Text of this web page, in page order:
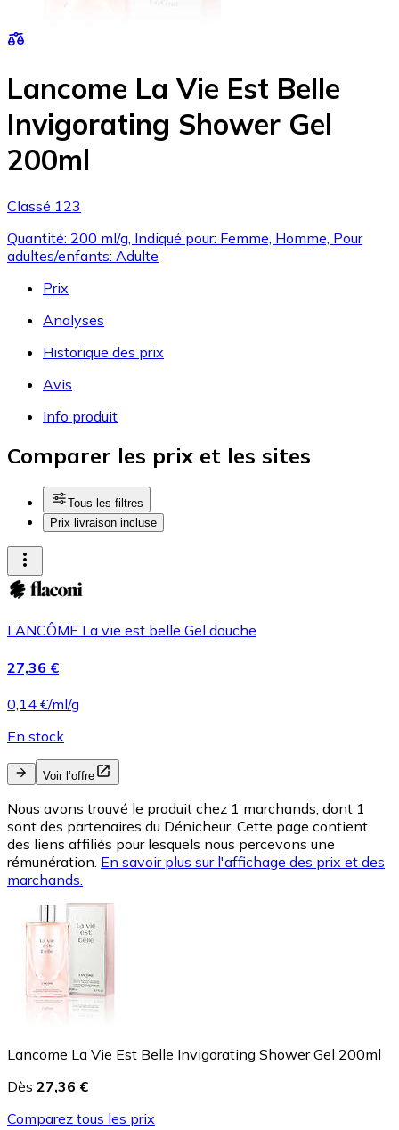
Lancome La Vie Est Belle
Invigorating Shower Gel
200ml
Classé 123
Quantité: 200 ml/g, Indiqué pour: Femme, Homme, Pour
adultes/enfants: Adulte
Prix
Analyses
Historique des prix
Avis
Info produit
Comparer les prix et les sites
Tous les filtres
Prix livraison incluse
LANCÔME La vie est belle Gel douche
27,36 €
0,14 €/ml/g
En stock
Voir l’offre
Nous avons trouvé le produit chez 1 marchands, dont 1
sont des partenaires du Dénicheur. Cette page contient
des liens affiliés pour lesquels nous percevons une
rémunération. En savoir plus sur l'affichage des prix et des
marchands.
Lancome La Vie Est Belle Invigorating Shower Gel 200ml
Dès 27,36 €
Comparez tous les prix